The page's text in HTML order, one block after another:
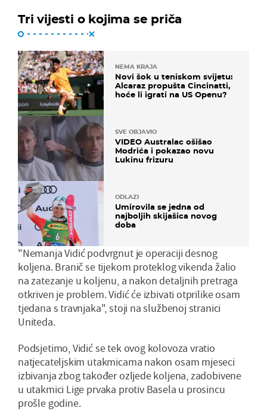
Tri vijesti o kojima se priča
NEMA KRAJA
Novi šok u teniskom svijetu:
Alcaraz propušta Cincinatti,
hoće li igrati na US Openu?
SVE OBJAVIO
VIDEO Australac ošišao
Modrića i pokazao novu
Lukinu frizuru
ODLAZI
Umirovila se jedna od
najboljih skijašica novog
doba
"Nemanja Vidić podvrgnut je operaciji desnog
koljena. Branič se tijekom proteklog vikenda žalio
na zatezanje u koljenu, a nakon detaljnih pretraga
otkriven je problem. Vidić će izbivati otprilike osam
tjedana s travnjaka", stoji na službenoj stranici
Uniteda.
Podsjetimo, Vidić se tek ovog kolovoza vratio
natjecateljskim utakmicama nakon osam mjeseci
izbivanja zbog također ozljede koljena, zadobivene
u utakmici Lige prvaka protiv Basela u prosincu
prošle godine.